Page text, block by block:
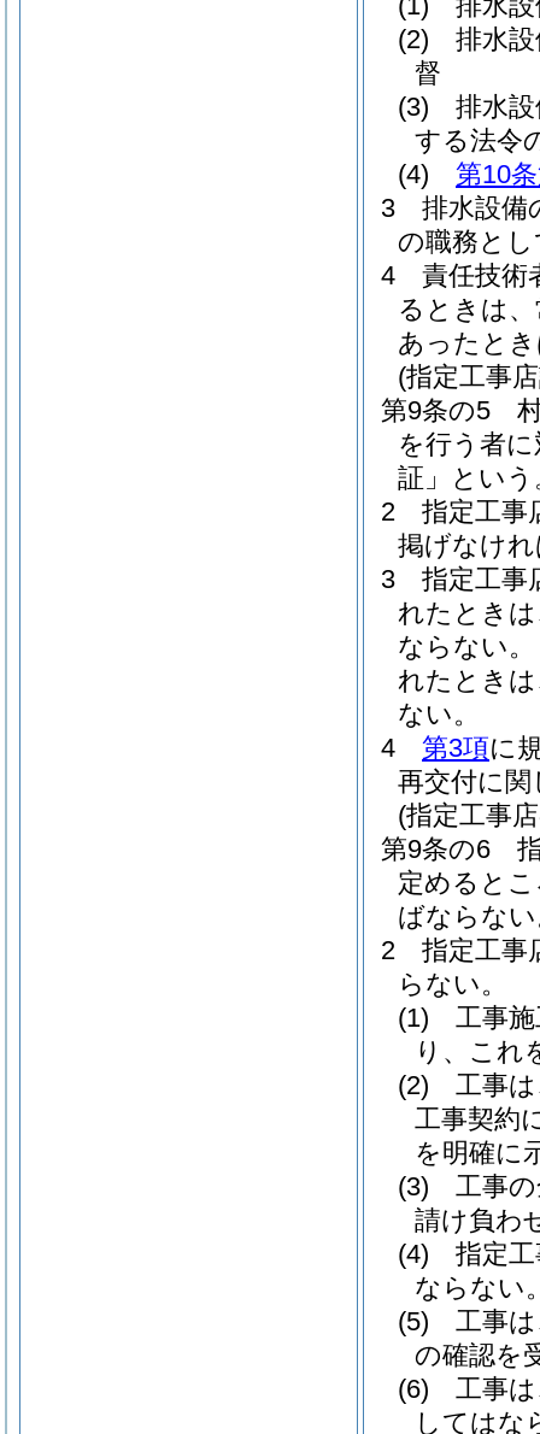
(2)
排水
督
(3)
排水
する法令
(4)
第10
3
排水設備
の職務と
4
責任技術
るときは
あったと
(指定工事
第9条の5
を行う者
証」という
2
指定工事
掲げなけ
3
指定工事
れたとき
ならない。
れたとき
ない。
4
第3項に
再交付に
(指定工事
第9条の6
定めると
ばならな
2
指定工事
らない。
(1)
工事
り、これ
(2)
工事
工事契約
を明確に
(3)
工事
請け負わ
(4)
指定
ならない
(5)
工事
の確認を
(6)
工事
してはな